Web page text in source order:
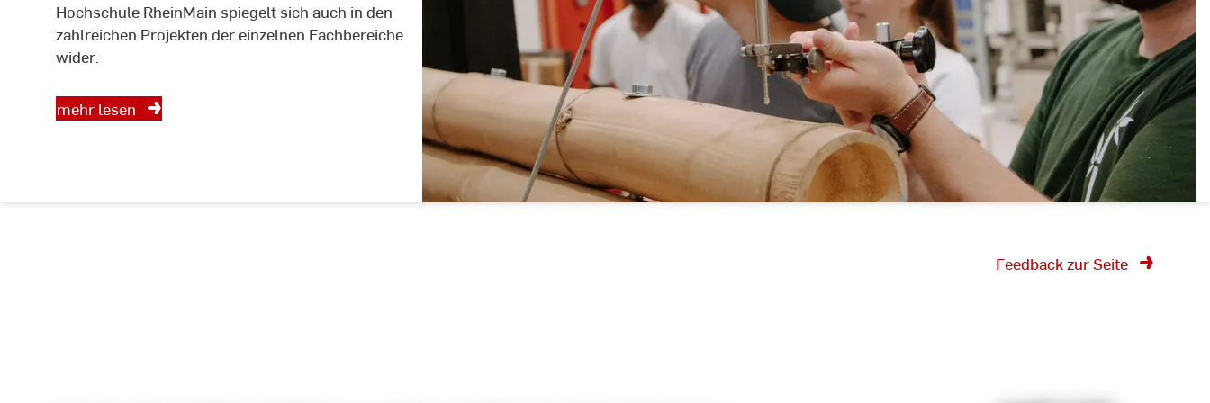
Hochschule RheinMain spiegelt sich auch in den
zahlreichen Projekten der einzelnen Fachbereiche
wider.
mehr lesen
Feedback zur Seite